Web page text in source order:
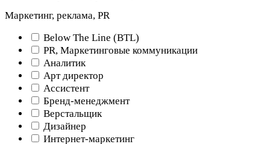
Маркетинг, реклама, PR
Below The Line (BTL)
PR, Маркетинговые коммуникации
Аналитик
Арт директор
Ассистент
Бренд-менеджмент
Верстальщик
Дизайнер
Интернет-маркетинг